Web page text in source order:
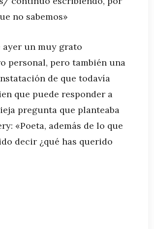
no sabemos»
ayer un muy grato
personal, pero también una
de que todavía
que puede responder a
pregunta que planteaba
«Poeta, además de lo que
decir ¿qué has querido